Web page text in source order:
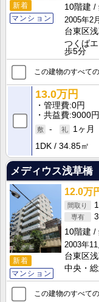
新着
マンション
10階建
2005年2月
台東区
つくば
歩5分
この建物のすべて
13.0万円
管理費 0円
共益費 9000円
-
1ヶ月
1DK
34.85㎡
メディウス浅草橋
新着
マンション
12.0万
10階建
2003年11
台東区
中央・
この建物のすべて